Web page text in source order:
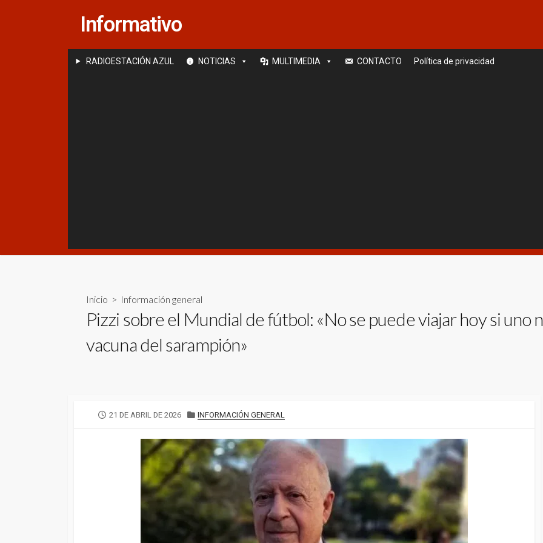
Informativo
RADIOESTACIÓN AZUL NOTICIAS MULTIMEDIA CONTACTO Política de privacidad
Inicio > Información general
Pizzi sobre el Mundial de fútbol: «No se puede viajar hoy si uno
vacuna del sarampión»
FECHA
PUBLICACIÓN
21 DE ABRIL DE 2026 CATEGORÍAS
INFORMACIÓN GENERAL